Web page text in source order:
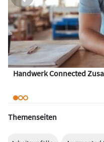
Handwerk Connected
Themenseiten